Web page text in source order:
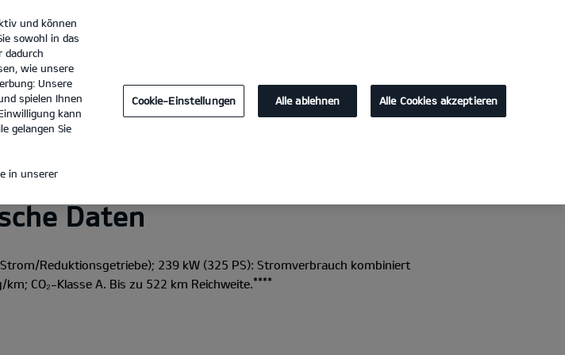
& Co. KG
Konfigurator
Daten
Reduktionsgetriebe); 239 kW (325 PS): Stromverbrauch kombiniert
CO₂-Klasse A. Bis zu 522 km Reichweite.****
und können
sowohl in das
dadurch
wie unsere
Unsere
spielen Ihnen
kann
gelangen Sie
in unserer
Cookie-Einstellungen Alle ablehnen Alle Cookies akzeptieren